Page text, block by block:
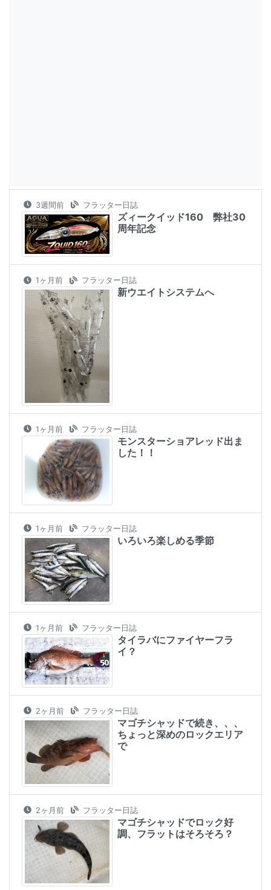
3週間前 フラッター日誌
ズィークイッド160 弊社30
周年記念
1ヶ月前 フラッター日誌
新ウエイトシステムへ
1ヶ月前 フラッター日誌
モンスターショアレッド出ま
した！！
1ヶ月前 フラッター日誌
いろいろ楽しめる季節
1ヶ月前 フラッター日誌
タイラバにファイヤーフラ
イ？
2ヶ月前 フラッター日誌
マゴチシャッドで続き、、、
ちょっと深めのロックエリア
で
2ヶ月前 フラッター日誌
マゴチシャッドでロック好
調、フラットはそろそろ？